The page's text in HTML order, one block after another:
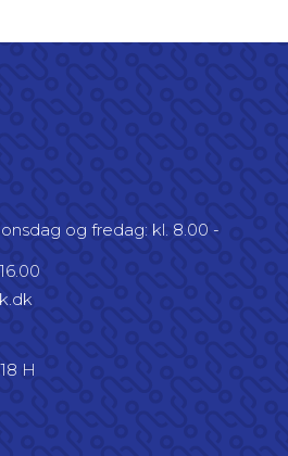
og fredag: kl. 8.00 -
H